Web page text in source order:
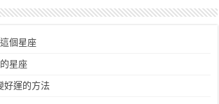
個星座
星座
好運的方法